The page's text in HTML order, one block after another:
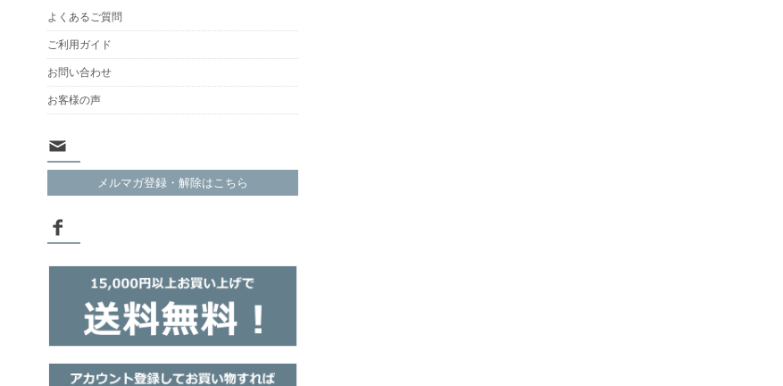
よくあるご質問
ご利用ガイド
お問い合わせ
お客様の声
メルマガ登録・解除はこちら